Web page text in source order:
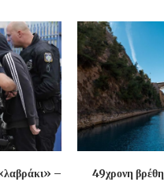
–
49χρονη